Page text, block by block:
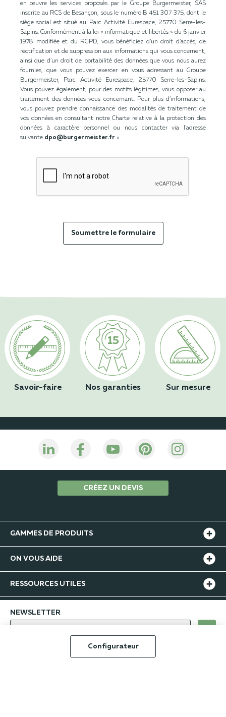
en œuvre les services proposés par le Groupe Burgermeister, SAS
inscrite au RCS de Besançon, sous le numéro B 451 307 375, dont le
siège social est situé au Parc Activité Eurespace, 25770 Serre-les-
Sapins. Conformément à la loi « informatique et libertés » du 6 janvier
1978 modifiée et du RGPD, vous bénéficiez d’un droit d’accès, de
rectification et de suppression aux informations qui vous concernent,
ainsi que d'un droit de portabilité des données que vous nous aurez
fournies, que vous pouvez exercer en vous adressant au Groupe
Burgermeister, Parc Activité Eurespace, 25770 Serre-les-Sapins.
Vous pouvez également, pour des motifs légitimes, vous opposer au
traitement des données vous concernant. Pour plus d’informations,
vous pouvez prendre connaissance des modalités de traitement de
vos données en consultant notre Charte relative à la protection des
données à caractère personnel ou nous contacter via l'adresse
suivante dpo@burgermeister.fr »
Soumettre le formulaire
Savoir-faire Nos garanties Sur mesure
CRÉEZ UN DEVIS
GAMMES DE PRODUITS
ON VOUS AIDE
RESSOURCES UTILES
NEWSLETTER
Configurateur